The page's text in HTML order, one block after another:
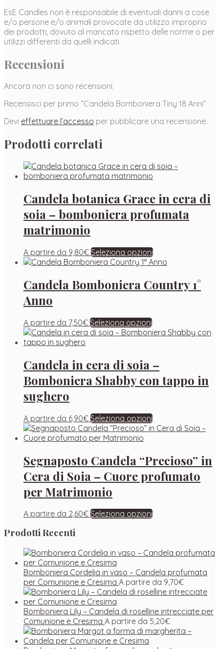
EsE Candles non è responsabile di eventuali danni a cose
e/o persone e/o animali provocate da utilizzo improprio
dei prodotti, dovuto al mancato rispetto delle norme o per
utilizzi differenti da quelli indicati.
Recensioni
Ancora non ci sono recensioni.
Recensisci per primo “Candela Bomboniera Tiny 18 Anni”
Devi effettuare l’accesso per pubblicare una recensione.
Prodotti correlati
Candela botanica Grace in cera di
soia – bomboniera profumata
matrimonio
A partire da 9,80€ Seleziona opzioni
Candela Bomboniera Country 1°
Anno
A partire da 7,50€ Seleziona opzioni
Candela in cera di soia –
Bomboniera Shabby con tappo in
sughero
A partire da 6,90€ Seleziona opzioni
Segnaposto Candela “Precioso” in
Cera di Soia – Cuore profumato
per Matrimonio
A partire da 2,60€ Seleziona opzioni
Prodotti Recenti
Bomboniera Cordelia in vaso – Candela profumata
per Comunione e Cresima A partire da 9,70€
Bomboniera Lily – Candela di roselline intrecciate per
Comunione e Cresima A partire da 5,20€